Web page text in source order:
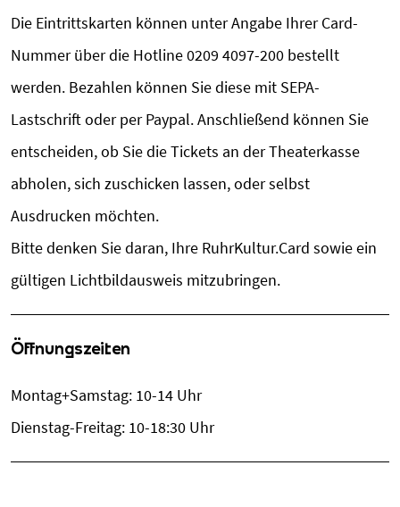
Die Eintrittskarten können unter Angabe Ihrer Card-
Nummer über die Hotline 0209 4097-200 bestellt
werden. Bezahlen können Sie diese mit SEPA-
Lastschrift oder per Paypal. Anschließend können Sie
entscheiden, ob Sie die Tickets an der Theaterkasse
abholen, sich zuschicken lassen, oder selbst
Ausdrucken möchten.
Bitte denken Sie daran, Ihre RuhrKultur.Card sowie ein
gültigen Lichtbildausweis mitzubringen.
Öffnungszeiten
Montag+Samstag: 10-14 Uhr
Dienstag-Freitag: 10-18:30 Uhr